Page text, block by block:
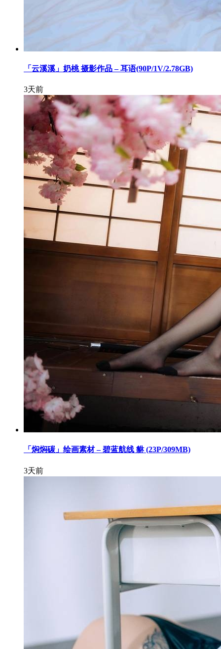
「云溪溪」奶桃 摄影作品 – 耳语(90P/1V/2.78GB)
3天前
「焖焖碳」绘画素材 – 碧蓝航线 貅 (23P/309MB)
3天前